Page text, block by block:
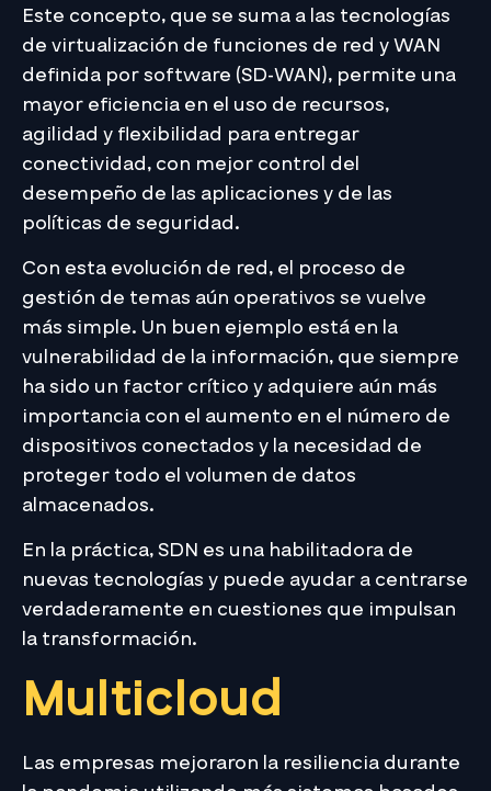
Este concepto, que se suma a las tecnologías
de virtualización de funciones de red y WAN
definida por software (SD-WAN), permite una
mayor eficiencia en el uso de recursos,
agilidad y flexibilidad para entregar
conectividad, con mejor control del
desempeño de las aplicaciones y de las
políticas de seguridad.
Con esta evolución de red, el proceso de
gestión de temas aún operativos se vuelve
más simple. Un buen ejemplo está en la
vulnerabilidad de la información, que siempre
ha sido un factor crítico y adquiere aún más
importancia con el aumento en el número de
dispositivos conectados y la necesidad de
proteger todo el volumen de datos
almacenados.
En la práctica, SDN es una habilitadora de
nuevas tecnologías y puede ayudar a centrarse
verdaderamente en cuestiones que impulsan
la transformación.
Multicloud
Las empresas mejoraron la resiliencia durante